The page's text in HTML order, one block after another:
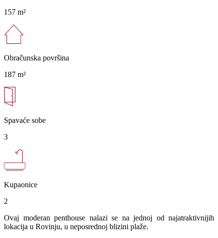
157 m²
Obračunska površina
187 m²
Spavaće sobe
3
Kupaonice
2
Ovaj moderan penthouse nalazi se na jednoj od najatraktivnijih
lokacija u Rovinju, u neposrednoj blizini plaže.